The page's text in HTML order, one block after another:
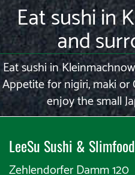
Eat sushi in
and
Eat sushi in
Appetite for nigiri, maki or
enjoy the small
LeeSu Sushi & Slimfood​​
Zehlendorfer Damm 120